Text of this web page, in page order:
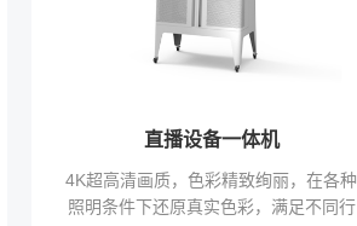
直播设备一体机
4K超高清画质，色彩精致绚丽，在各种
照明条件下还原真实色彩，满足不同行